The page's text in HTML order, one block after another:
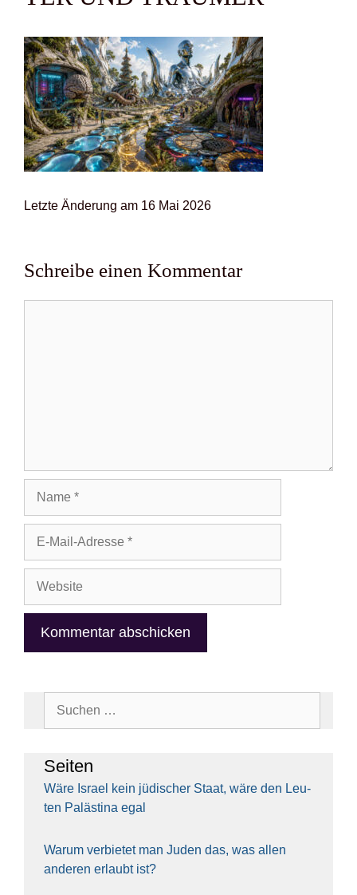
Letz­te Ände­rung am 16 Mai 2026
Schreibe einen Kommentar
Adresse
Sei­ten
Wäre Isra­el kein jüdi­scher Staat, wäre den Leu­
ten Paläs­ti­na egal
War­um ver­bie­tet man Juden das, was allen
ande­ren erlaubt ist?